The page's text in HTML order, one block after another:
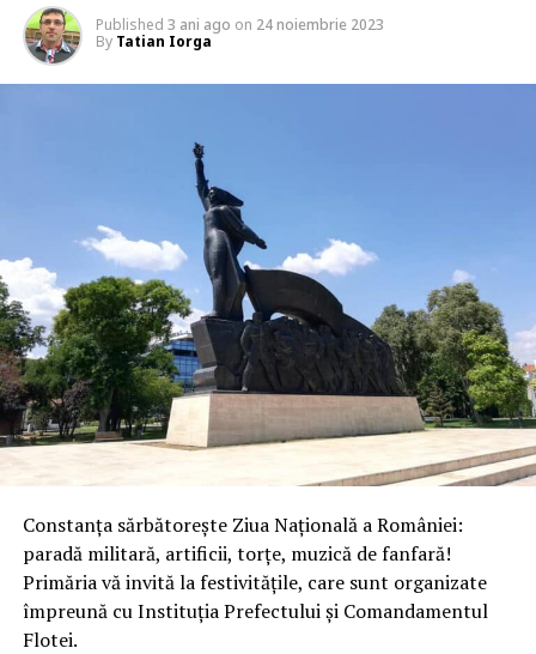
Published 3 ani ago on 24 noiembrie 2023
By Tatian Iorga
Constanța sărbătorește Ziua Națională a României:
paradă militară, artificii, torțe, muzică de fanfară!
Primăria vă invită la festivitățile, care sunt organizate
împreună cu Instituția Prefectului și Comandamentul
Flotei.